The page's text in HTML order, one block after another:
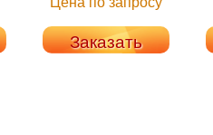
Заказать